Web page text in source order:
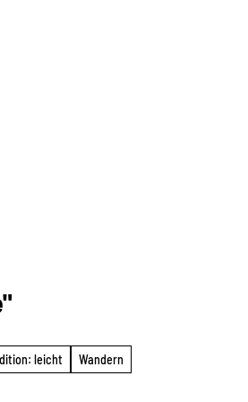
leicht Wandern